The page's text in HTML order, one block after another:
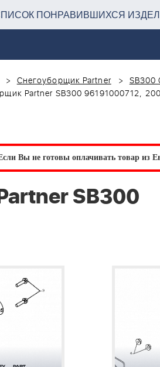
ПОНРАВИВШИХСЯ
Снегоуборщик Partner
SB300
Partner SB300 96191000712,
Вы не готовы оплачивать товар из
SB300